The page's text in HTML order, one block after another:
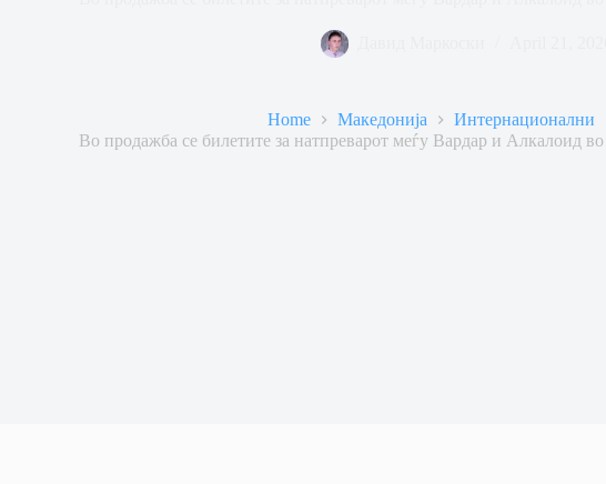
Home Македонија
Интернационални
Во продажба се билетите за натпреварот меѓу Вардар и Алкалоид